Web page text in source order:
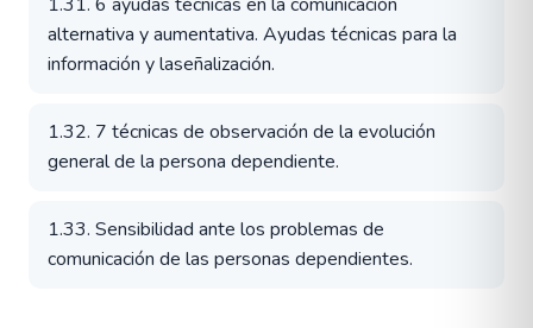
alternativa y aumentativa. Ayudas técnicas para la
información y laseñalización.
1.32. 7 técnicas de observación de la evolución
general de la persona dependiente.
1.33. Sensibilidad ante los problemas de
comunicación de las personas dependientes.